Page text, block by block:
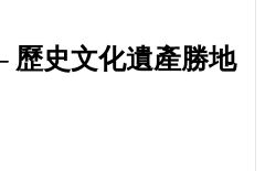
歷史文化遺產勝地